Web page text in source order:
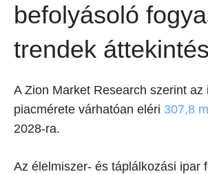
befolyásoló
trendek
A Zion Market Research szerint az
piacmérete várhatóan eléri 307,8
2028-ra.
Az élelmiszer- és táplálkozási ipar